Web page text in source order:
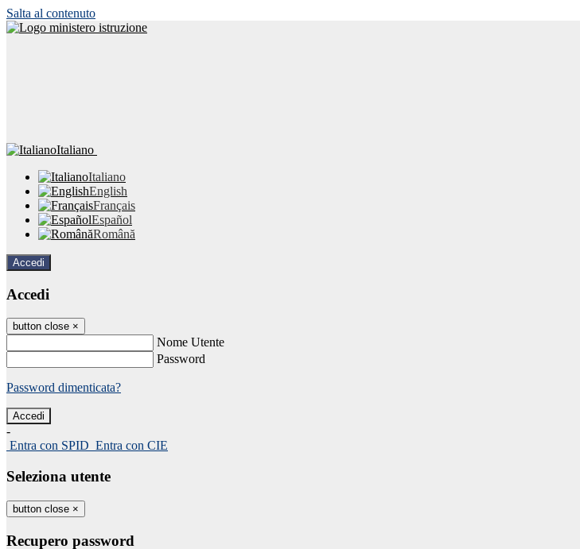
Salta al contenuto
Italiano
Italiano
English
Français
Español
Română
Accedi
Accedi
button close ×
Nome Utente
Password
Password dimenticata?
-
Entra con SPID Entra con CIE
Seleziona utente
button close ×
Recupero password